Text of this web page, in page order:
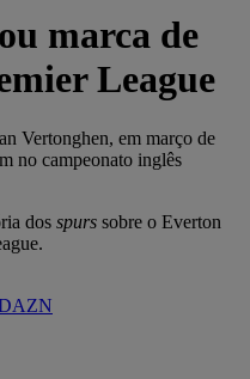
marca de
League
Vertonghen, em março de
no campeonato inglês
dos spurs sobre o Everton